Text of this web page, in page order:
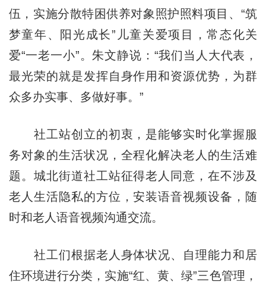
伍，实施分散特困供养对象照护照料项目、“筑
梦童年、阳光成长”儿童关爱项目，常态化关
爱“一老一小”。朱文静说：“我们当人大代表，
最光荣的就是发挥自身作用和资源优势，为群
众多办实事、多做好事。”
社工站创立的初衷，是能够实时化掌握服
务对象的生活状况，全程化解决老人的生活难
题。城北街道社工站征得老人同意，在不涉及
老人生活隐私的方位，安装语音视频设备，随
时和老人语音视频沟通交流。
社工们根据老人身体状况、自理能力和居
住环境进行分类，实施“红、黄、绿”三色管理，